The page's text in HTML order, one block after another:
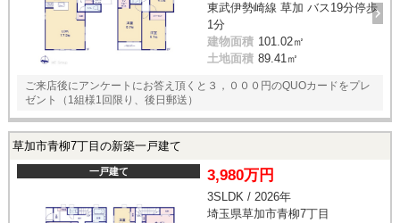
東武伊勢崎線 草加 バス19分停歩
1分
建物面積 101.02㎡
土地面積 89.41㎡
ご来店後にアンケートにお答え頂くと３，０００円のQUOカードをプレ
ゼント（1組様1回限り、後日郵送）
草加市青柳7丁目の新築一戸建て
一戸建て 3,980万円
3SLDK / 2026年
埼玉県草加市青柳7丁目